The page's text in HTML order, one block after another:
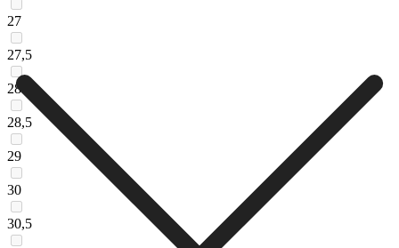
27
27,5
28
28,5
29
30
30,5